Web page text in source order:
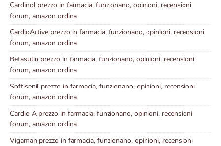
Cardinol prezzo in farmacia, funzionano, opinioni, recensioni
forum, amazon ordina
CardioActive prezzo in farmacia, funzionano, opinioni, recensioni
forum, amazon ordina
Betasulin prezzo in farmacia, funzionano, opinioni, recensioni
forum, amazon ordina
Softisenil prezzo in farmacia, funzionano, opinioni, recensioni
forum, amazon ordina
Cardio A prezzo in farmacia, funzionano, opinioni, recensioni
forum, amazon ordina
Vigaman prezzo in farmacia, funzionano, opinioni, recensioni